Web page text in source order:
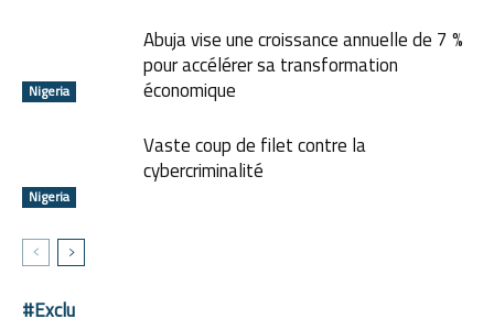
Nigeria
Abuja vise une croissance annuelle de 7 %
pour accélérer sa transformation
économique
Nigeria
Vaste coup de filet contre la
cybercriminalité
#Exclu